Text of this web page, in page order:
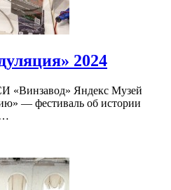
2024
«Винзавод» Яндекс Музей
— фестиваль об истории